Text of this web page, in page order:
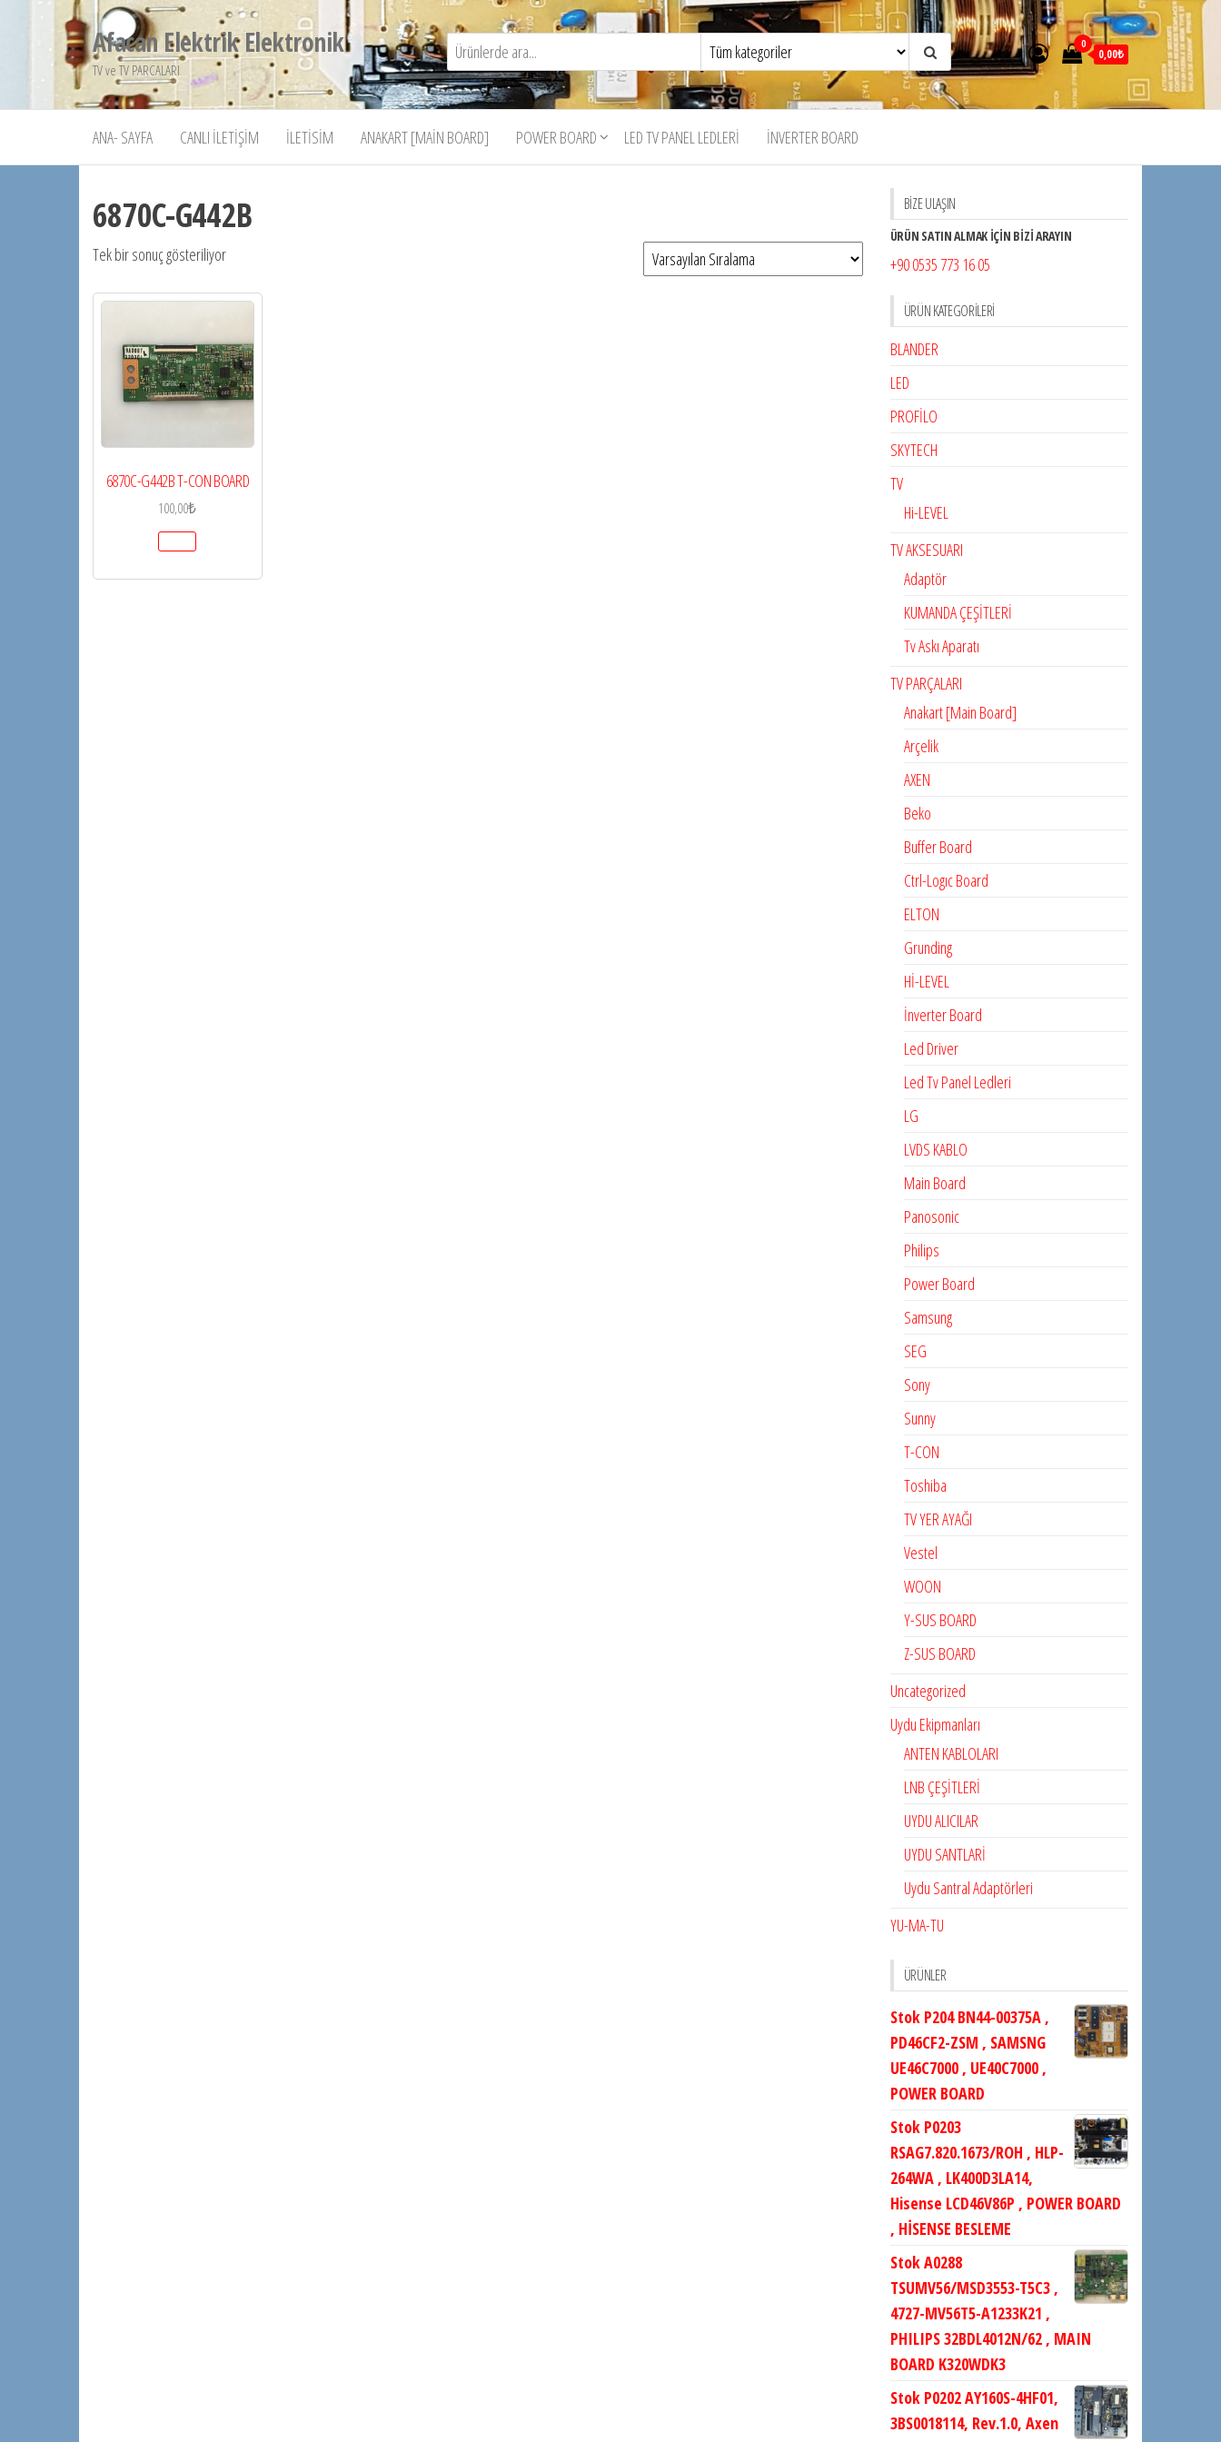
Afacan Elektrik Elektronik
TV ve TV PARCALARI
0
0,00₺
ANA- SAYFA CANLI İLETIŞIM İLETISIM ANAKART [MAIN BOARD] POWER BOARD LED TV PANEL LEDLERI İNVERTER BOARD
6870C-G442B
Tek bir sonuç gösteriliyor
6870C-G442B T-CON BOARD
100,00₺
BİZE ULAŞIN
ÜRÜN SATIN ALMAK İÇİN BİZİ ARAYIN
+90 0535 773 16 05
ÜRÜN KATEGORILERI
BLANDER
LED
PROFİLO
SKYTECH
TV
Hi-LEVEL
TV AKSESUARI
Adaptör
KUMANDA ÇEŞİTLERİ
Tv Askı Aparatı
TV PARÇALARI
Anakart [Main Board]
Arçelik
AXEN
Beko
Buffer Board
Ctrl-Logıc Board
ELTON
Grunding
Hİ-LEVEL
İnverter Board
Led Driver
Led Tv Panel Ledleri
LG
LVDS KABLO
Main Board
Panosonic
Philips
Power Board
Samsung
SEG
Sony
Sunny
T-CON
Toshiba
TV YER AYAĞI
Vestel
WOON
Y-SUS BOARD
Z-SUS BOARD
Uncategorized
Uydu Ekipmanları
ANTEN KABLOLARI
LNB ÇEŞİTLERİ
UYDU ALICILAR
UYDU SANTLARİ
Uydu Santral Adaptörleri
YU-MA-TU
ÜRÜNLER
Stok P204 BN44-00375A ,
PD46CF2-ZSM , SAMSNG
UE46C7000 , UE40C7000 ,
POWER BOARD
Stok P0203
RSAG7.820.1673/ROH , HLP-
264WA , LK400D3LA14,
Hisense LCD46V86P , POWER BOARD
, HİSENSE BESLEME
Stok A0288
TSUMV56/MSD3553-T5C3 ,
4727-MV56T5-A1233K21 ,
PHILIPS 32BDL4012N/62 , MAIN
BOARD K320WDK3
Stok P0202 AY160S-4HF01,
3BS0018114, Rev.1.0, Axen